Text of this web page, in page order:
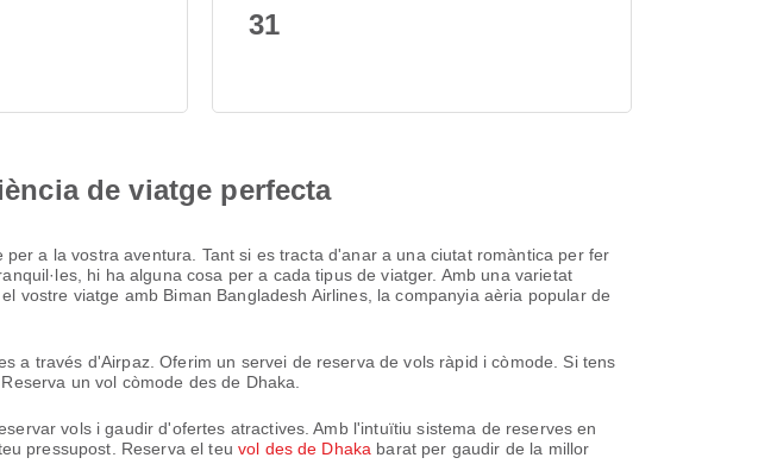
31
de viatge perfecta
a la vostra aventura. Tant si es tracta d'anar a una ciutat romàntica per fer
hi ha alguna cosa per a cada tipus de viatger. Amb una varietat
vostre viatge amb Biman Bangladesh Airlines, la companyia aèria popular de
a través d'Airpaz. Oferim un servei de reserva de vols ràpid i còmode. Si tens
un vol còmode des de Dhaka.
vols i gaudir d'ofertes atractives. Amb l'intuïtiu sistema de reserves en
pressupost. Reserva el teu vol des de Dhaka barat per gaudir de la millor